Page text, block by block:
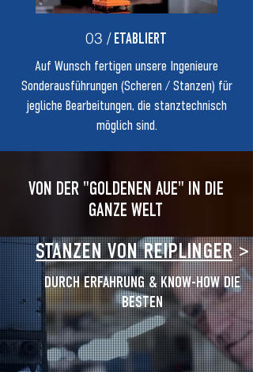
03 /ETABLIERT
Auf Wunsch fertigen unsere Ingenieure
Sonderausführungen (Scheren / Stanzen) für
jegliche Bearbeitungen, die stanztechnisch
möglich sind.
VON DER "GOLDENEN AUE" IN DIE
GANZE WELT
STANZEN VON REIPLINGER>
DURCH ERFAHRUNG & KNOW-HOW DIE
BESTEN